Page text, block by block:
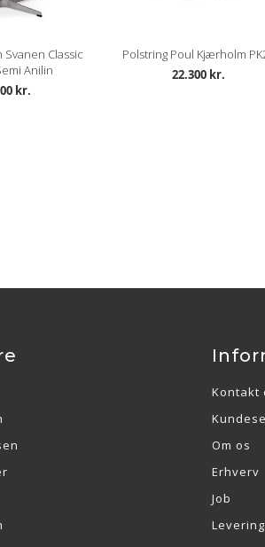
Svanen Classic
Anilin
kr.
Polstring Poul Kjærholm
22.300 kr.
Kontakt
Om os
Erhverv
Job